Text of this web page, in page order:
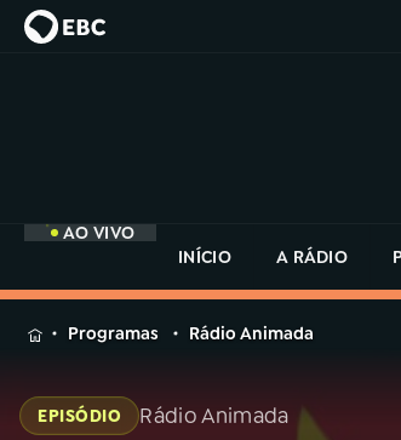
AO VIVO
INÍCIO
A RÁDIO
MENU
na
Rádio
Programas Rádio Animada
EPISÓDIO Rádio Animada